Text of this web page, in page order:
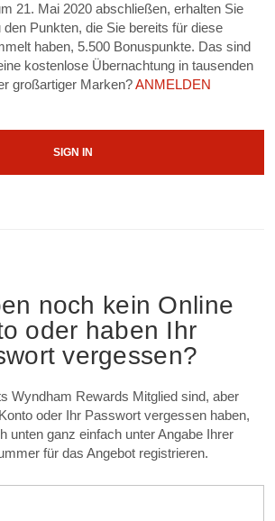
21. Mai 2020 abschließen, erhalten Sie
Punkten, die Sie bereits für diese
haben, 5.500 Bonuspunkte. Das sind
kostenlose Übernachtung in tausenden
großartiger Marken?ANMELDEN
SIGN IN
noch kein Online
oder haben Ihr
vergessen?
Wyndham Rewards Mitglied sind, aber
oder Ihr Passwort vergessen haben,
unten ganz einfach unter Angabe Ihrer
für das Angebot registrieren.